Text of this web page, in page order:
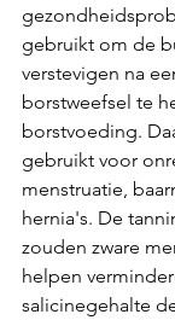
gebruikt om de
verstevigen na
borstweefsel te
borstvoeding.
gebruikt voor
menstruatie,
hernia's. De
zouden zware
helpen
salicinegehalte